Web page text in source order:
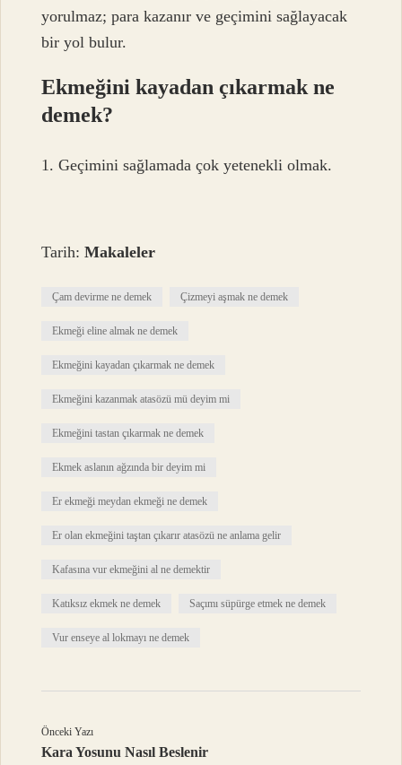
yorulmaz; para kazanır ve geçimini sağlayacak
bir yol bulur.
Ekmeğini kayadan çıkarmak ne
demek?
1. Geçimini sağlamada çok yetenekli olmak.
Tarih:Makaleler
Çam devirme ne demek Çizmeyi aşmak ne demek
Ekmeği eline almak ne demek
Ekmeğini kayadan çıkarmak ne demek
Ekmeğini kazanmak atasözü mü deyim mi
Ekmeğini tastan çıkarmak ne demek
Ekmek aslanın ağzında bir deyim mi
Er ekmeği meydan ekmeği ne demek
Er olan ekmeğini taştan çıkarır atasözü ne anlama gelir
Kafasına vur ekmeğini al ne demektir
Katıksız ekmek ne demek Saçımı süpürge etmek ne demek
Vur enseye al lokmayı ne demek
Önceki Yazı
Kara Yosunu Nasıl Beslenir